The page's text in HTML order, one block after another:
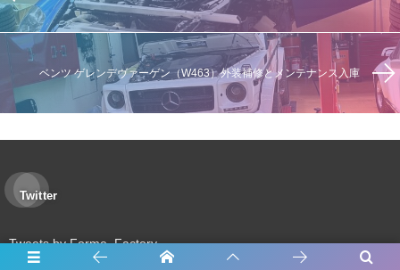
ベンツ ゲレンデヴァーゲン（W463）外装補修とメンテナンス入庫
Twitter
Tweets by Forme_Factory